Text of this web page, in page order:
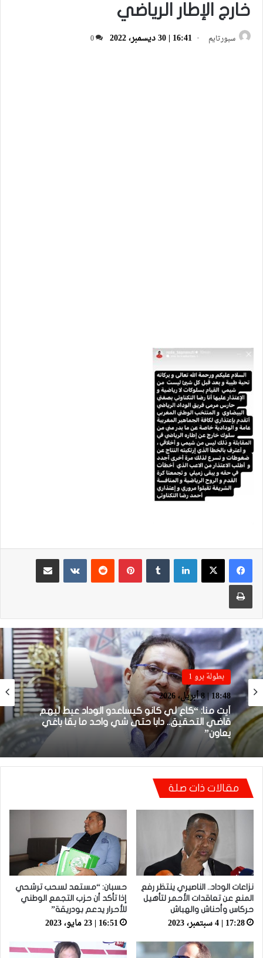
خارج الإطار الرياضي
سبورتايم 16:41 | 30 ديسمبر، 2022 0
لينكدإن بينتيريست
مشاركة عبر البريد
طباعة
بطولة برو 1
18:48 | 8 أبريل، 2026
أيت منا: “كاع لي كانو كيساعدو الوداد عيط ليهم
قاضي التحقيق.. دابا حتى شي واحد ما بقا باغي
يعاون”
بطولة برو 1
22:23 | 6 أبريل، 2026
توالي النتائج السلبية يلاحق الوداد الرياضي بعد
تعادل جديد أمام الدفاع الحسني الجديدي
مقالات ذات صلة
نزاعات الوداد.. الناصيري ينتظر رفع
المنع عن تعاقدات الأحمر لتأهيل
حركاس وأحناش والهباش
17:28 | 4 سبتمبر، 2023
حسبان: “مستعد لسحب ترشحي
إذا تأكد أن حزب التجمع الوطني
للأحرار يدعم بودريقة”
16:51 | 23 مايو، 2023